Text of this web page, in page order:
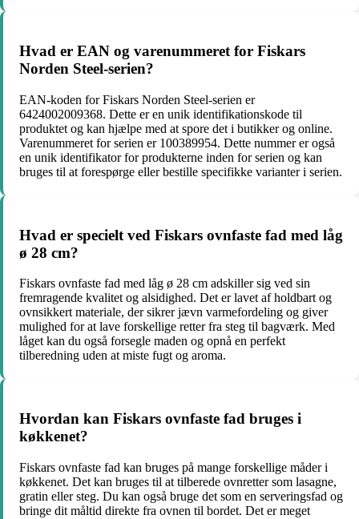
Hvad er EAN og varenummeret for Fiskars
Norden Steel-serien?
EAN-koden for Fiskars Norden Steel-serien er
6424002009368. Dette er en unik identifikationskode til
produktet og kan hjælpe med at spore det i butikker og online.
Varenummeret for serien er 100389954. Dette nummer er også
en unik identifikator for produkterne inden for serien og kan
bruges til at forespørge eller bestille specifikke varianter i serien.
Hvad er specielt ved Fiskars ovnfaste fad med låg
ø 28 cm?
Fiskars ovnfaste fad med låg ø 28 cm adskiller sig ved sin
fremragende kvalitet og alsidighed. Det er lavet af holdbart og
ovnsikkert materiale, der sikrer jævn varmefordeling og giver
mulighed for at lave forskellige retter fra steg til bagværk. Med
låget kan du også forsegle maden og opnå en perfekt
tilberedning uden at miste fugt og aroma.
Hvordan kan Fiskars ovnfaste fad bruges i
køkkenet?
Fiskars ovnfaste fad kan bruges på mange forskellige måder i
køkkenet. Det kan bruges til at tilberede ovnretter som lasagne,
gratin eller steg. Du kan også bruge det som en serveringsfad og
bringe dit måltid direkte fra ovnen til bordet. Det er meget